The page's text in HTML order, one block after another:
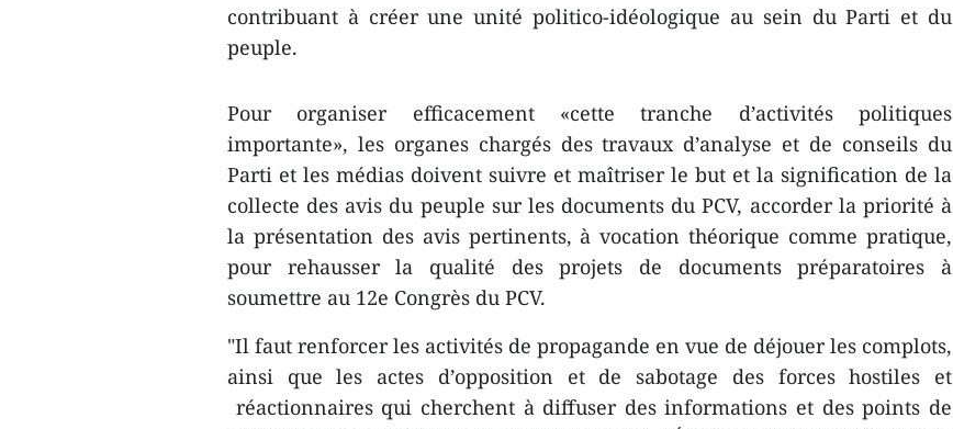
contribuant à créer une unité politico-idéologique au sein du Parti et du
peuple.
Pour organiser efficacement «cette tranche d’activités politiques
importante», les organes chargés des travaux d’analyse et de conseils du
Parti et les médias doivent suivre et maîtriser le but et la signification de la
collecte des avis du peuple sur les documents du PCV, accorder la priorité à
la présentation des avis pertinents, à vocation théorique comme pratique,
pour rehausser la qualité des projets de documents préparatoires à
soumettre au 12e Congrès du PCV.
"Il faut renforcer les activités de propagande en vue de déjouer les complots,
ainsi que les actes d’opposition et de sabotage des forces hostiles et
réactionnaires qui cherchent à diffuser des informations et des points de